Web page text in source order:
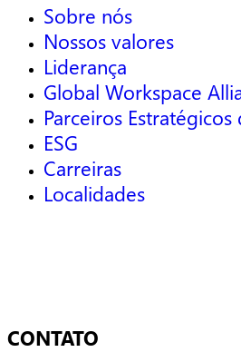
Sobre nós
Nossos valores
Liderança
Global Workspace
Parceiros
ESG
Carreiras
Localidades
CONTATO